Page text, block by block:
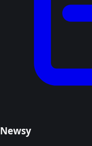
Newsy